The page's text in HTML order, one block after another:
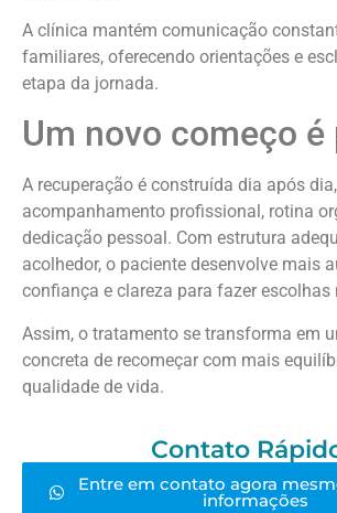
A clínica mantém comunicação
familiares, oferecendo orientações e
etapa da jornada.
Um novo começo é
A recuperação é construída dia após
acompanhamento profissional, rotina
dedicação pessoal. Com estrutura
acolhedor, o paciente desenvolve mais
confiança e clareza para fazer escolhas
Assim, o tratamento se transforma em
concreta de recomeçar com mais
qualidade de vida.
Contato
Entre em contato agora
informações